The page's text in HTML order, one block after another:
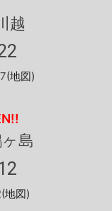
越
(地図)
島
(地図)